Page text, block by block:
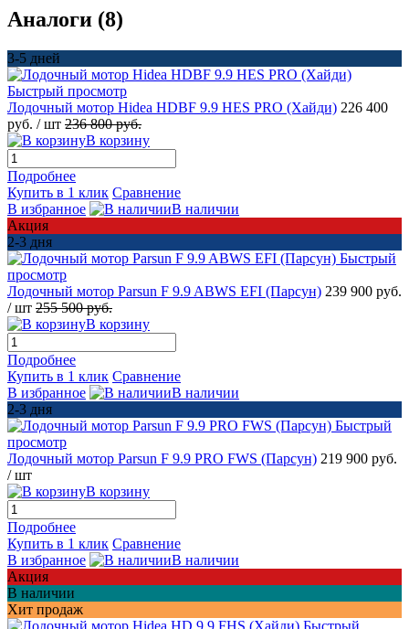
Аналоги (8)
3-5 дней
Быстрый просмотр
Лодочный мотор Hidea HDBF 9.9 HES PRO (Хайди) 226 400
руб. / шт 236 800 руб.
В корзину
Подробнее
Купить в 1 клик Сравнение
В избранное
В наличии
Акция
2-3 дня
Быстрый
просмотр
Лодочный мотор Parsun F 9.9 ABWS EFI (Парсун) 239 900 руб.
/ шт 255 500 руб.
В корзину
Подробнее
Купить в 1 клик Сравнение
В избранное
В наличии
2-3 дня
Быстрый
просмотр
Лодочный мотор Parsun F 9.9 PRO FWS (Парсун) 219 900 руб.
/ шт
В корзину
Подробнее
Купить в 1 клик Сравнение
В избранное
В наличии
Акция
В наличии
Хит продаж
Быстрый